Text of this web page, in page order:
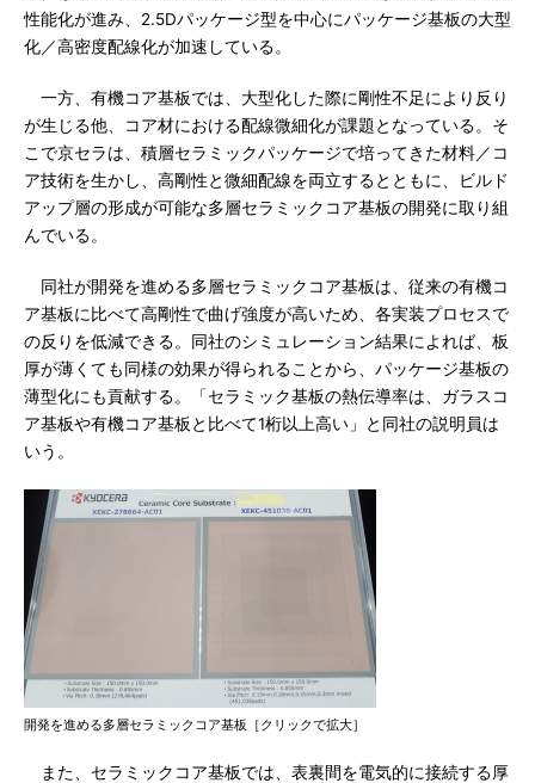
性能化が進み、2.5Dパッケージ型を中心にパッケージ基板の大型
化／高密度配線化が加速している。
一方、有機コア基板では、大型化した際に剛性不足により反り
が生じる他、コア材における配線微細化が課題となっている。そ
こで京セラは、積層セラミックパッケージで培ってきた材料／コ
ア技術を生かし、高剛性と微細配線を両立するとともに、ビルド
アップ層の形成が可能な多層セラミックコア基板の開発に取り組
んでいる。
同社が開発を進める多層セラミックコア基板は、従来の有機コ
ア基板に比べて高剛性で曲げ強度が高いため、各実装プロセスで
の反りを低減できる。同社のシミュレーション結果によれば、板
厚が薄くても同様の効果が得られることから、パッケージ基板の
薄型化にも貢献する。「セラミック基板の熱伝導率は、ガラスコ
ア基板や有機コア基板と比べて1桁以上高い」と同社の説明員は
いう。
開発を進める多層セラミックコア基板［クリックで拡大］
また、セラミックコア基板では、表裏間を電気的に接続する厚